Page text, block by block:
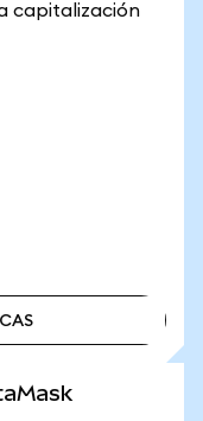
capitalización